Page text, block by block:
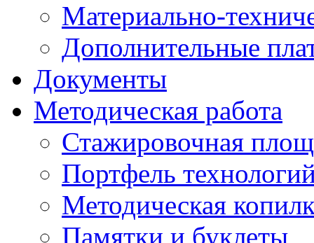
Материально-
Дополнительные
Документы
Методическая работа
Стажировочная
Портфель
Методическая
Памятки и буклеты